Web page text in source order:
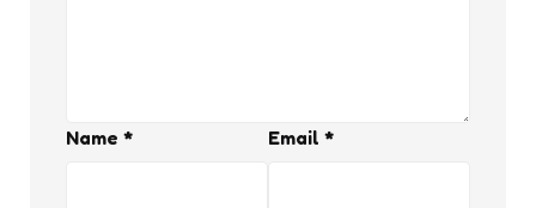
Name * Email *